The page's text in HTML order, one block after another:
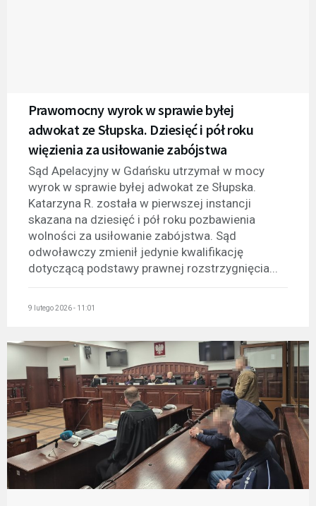
Prawomocny wyrok w sprawie byłej
adwokat ze Słupska. Dziesięć i pół roku
więzienia za usiłowanie zabójstwa
Sąd Apelacyjny w Gdańsku utrzymał w mocy
wyrok w sprawie byłej adwokat ze Słupska.
Katarzyna R. została w pierwszej instancji
skazana na dziesięć i pół roku pozbawienia
wolności za usiłowanie zabójstwa. Sąd
odwoławczy zmienił jedynie kwalifikację
dotyczącą podstawy prawnej rozstrzygnięcia...
9 lutego 2026 - 11:01